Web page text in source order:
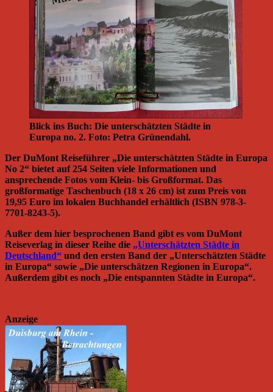
Blick ins Buch: Die unterschätzten Städte in
Europa no. 2. Foto: Petra Grünendahl.
Der DuMont Reiseführer „Die unterschätzten Städte in Europa
No 2“ bietet auf 254 Seiten viele Informationen und
ansprechende Fotos vom Klein- bis Großformat. Das
großformatige Taschenbuch (18 x 26 cm) ist zum Preis von
19,95 Euro im lokalen Buchhandel erhältlich (ISBN 978-3-
7701-8243-5).
Außer dem hier besprochenen Band gibt es vom DuMont
Reiseverlag in dieser Reihe die „Unterschätzten Städte in
Deutschland“ und den ersten Band der „Unterschätzten Städte
in Europa“ sowie „Die unterschätzen Regionen in Europa“.
Außerdem gibt es noch „Die entspannten Städte in Europa“.
Anzeige